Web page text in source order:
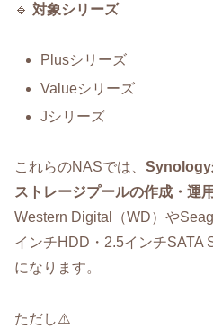
🔹 対象シリーズ
Plusシリーズ
Valueシリーズ
Jシリーズ
これらのNASでは、 Synology
ストレージプールの作成・運
Western Digital（WD）や
インチHDD・2.5インチSATA
になります。
ただし⚠️